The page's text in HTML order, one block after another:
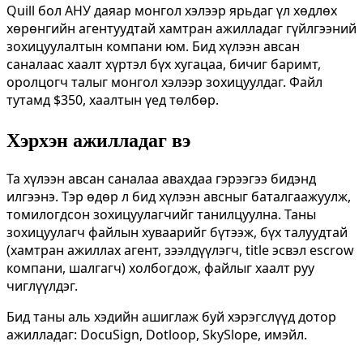
Quill бол АНУ даяар монгол хэлээр ярьдаг үл хөдлөх
хөрөнгийн агентуудтай хамтран ажилладаг гүйлгээний
зохицуулалтын компани юм. Бид хүлээн авсан
саналаас хаалт хүртэл бүх хугацаа, бичиг баримт,
оролцогч талыг монгол хэлээр зохицуулдаг. Файл
тутамд $350, хаалтын үед төлбөр.
Хэрхэн ажилладаг вэ
Та хүлээн авсан саналаа авахдаа гэрээгээ бидэнд
илгээнэ. Тэр өдөр л бид хүлээн авсныг баталгаажуулж,
томилогдсон зохицуулагчийг танилцуулна. Таны
зохицуулагч файлын хуваарийг бүтээж, бүх талуудтай
(хамтран ажиллах агент, зээлдүүлэгч, title эсвэл escrow
компани, шалгагч) холбогдож, файлыг хаалт руу
чиглүүлдэг.
Бид таны аль хэдийн ашиглаж буй хэрэгслүүд дотор
ажилладаг: DocuSign, Dotloop, SkySlope, имэйл.